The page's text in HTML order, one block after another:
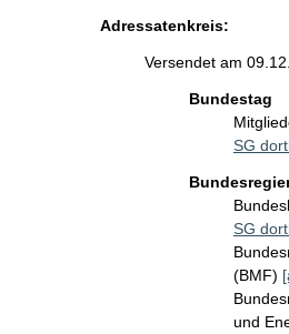
Adressatenkreis:
Versendet am
Bundestag
SG
SG
(BMF)
und